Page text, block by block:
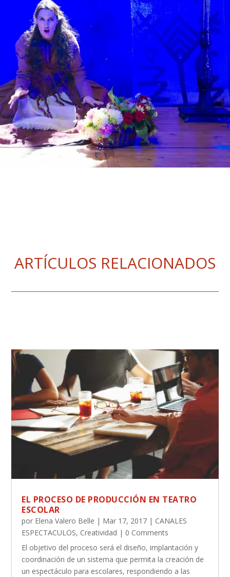
ARTÍCULOS RELACIONADOS
EL PROCESO DE PRODUCCIÓN EN TEATRO
ESCOLAR
por Elena Valero Belle | Mar 17, 2017 | CANALES
ESPECTACULOS, Creatividad | 0 Comments
El objetivo del proceso será el diseño, implantación y
coordinación de un sistema que permita la creación de
un espectáculo para escolares, respondiendo a las